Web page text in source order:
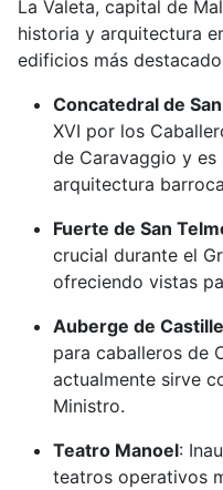
La Valeta, capital de
historia y arquitectura
edificios más
Concatedral de
XVI por los
de Caravaggio y
arquitectura barroca
Fuerte de San
crucial durante el
ofreciendo vistas
Auberge de Castille
para caballeros de
actualmente sirve
Ministro.
Teatro Manoel:
teatros operativos